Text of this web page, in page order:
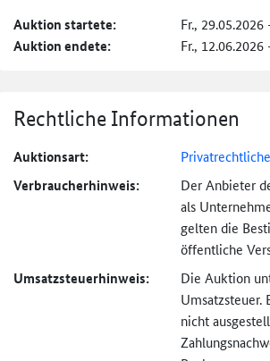
Auktion startete: Fr.,
Auktion endete: Fr.,
Rechtliche Informationen
Auktionsart:
Verbraucher­hinweis:
Der Anbieter
als
gelten die
öffentliche
Umsatzsteuer­hinweis:
Die Auktion
Umsatzsteuer.
nicht